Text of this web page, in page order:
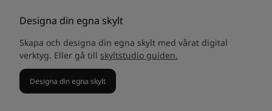
Designa din egna skylt
Skapa och designa din egna skylt med vårat digital
verktyg. Eller gå till skyltstudio guiden.
Designa din egna skylt